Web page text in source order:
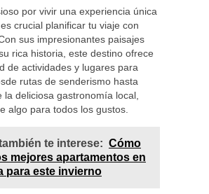
por vivir una experiencia única
crucial planificar tu viaje con
sus impresionantes paisajes
rica historia, este destino ofrece
de actividades y lugares para
rutas de senderismo hasta
la deliciosa gastronomía local,
algo para todos los gustos.
te interese: Cómo
mejores apartamentos en
para este invierno